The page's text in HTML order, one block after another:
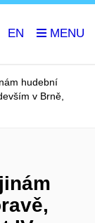
EN
hudební
v Brně,